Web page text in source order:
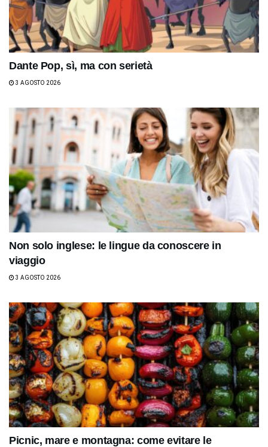
Dante Pop, sì, ma con serietà
3 AGOSTO 2026
Non solo inglese: le lingue da conoscere in
viaggio
3 AGOSTO 2026
Picnic, mare e montagna: come evitare le